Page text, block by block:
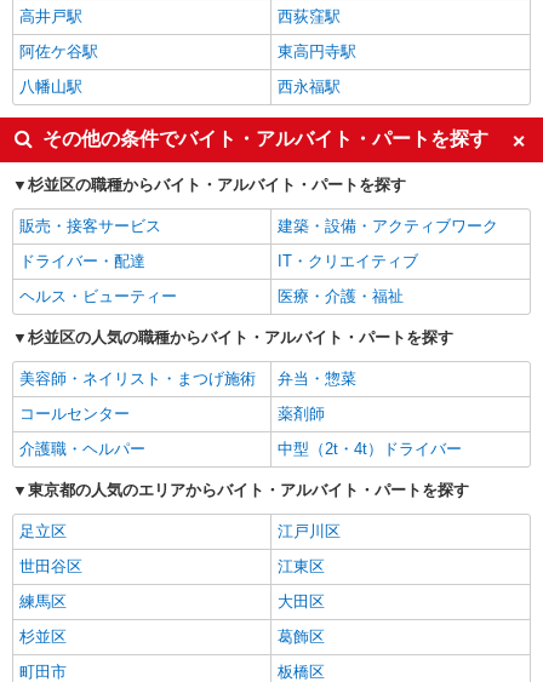
高井戸駅
西荻窪駅
阿佐ケ谷駅
東高円寺駅
八幡山駅
西永福駅
その他の条件でバイト・アルバイト・パートを探す
杉並区の職種からバイト・アルバイト・パートを探す
販売・接客サービス
建築・設備・アクティブワーク
ドライバー・配達
IT・クリエイティブ
ヘルス・ビューティー
医療・介護・福祉
杉並区の人気の職種からバイト・アルバイト・パートを探す
美容師・ネイリスト・まつげ施術
弁当・惣菜
コールセンター
薬剤師
介護職・ヘルパー
中型（2t・4t）ドライバー
東京都の人気のエリアからバイト・アルバイト・パートを探す
足立区
江戸川区
世田谷区
江東区
練馬区
大田区
杉並区
葛飾区
町田市
板橋区